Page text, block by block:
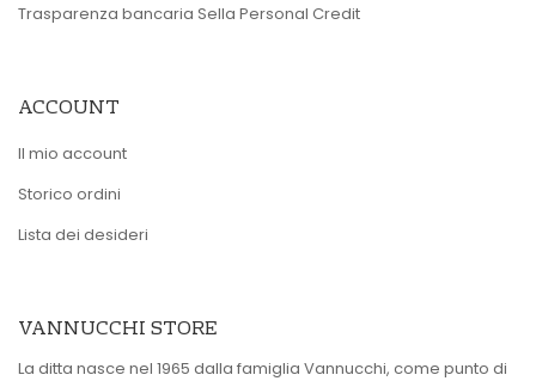
Trasparenza bancaria Sella Personal Credit
ACCOUNT
Il mio account
Storico ordini
Lista dei desideri
VANNUCCHI STORE
La ditta nasce nel 1965 dalla famiglia Vannucchi, come punto di